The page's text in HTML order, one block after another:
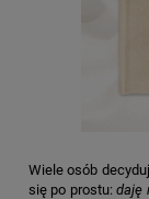
Wiele osób
się po prostu:daję